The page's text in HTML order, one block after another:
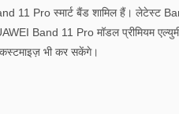
Pro स्मार्ट बैंड शामिल हैं। लेटेस्ट
Band 11 Pro मॉडल प्रीमियम
भी कर सकेंगे।